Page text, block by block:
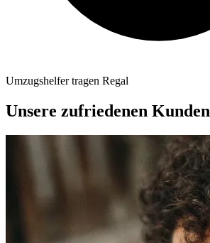
Umzugshelfer tragen Regal
Unsere zufriedenen Kunden